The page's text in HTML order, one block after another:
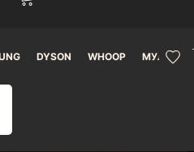
DYSON WHOOP
JBL